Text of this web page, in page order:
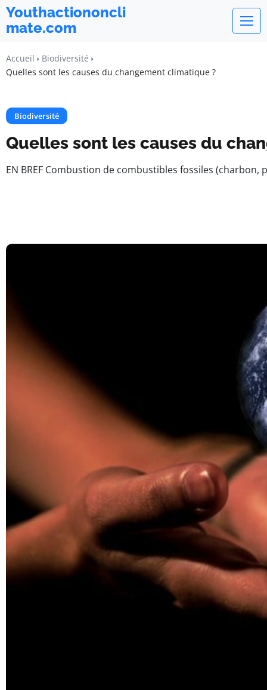
Youthactiononcli
mate.com
Accueil
Biodiversité
Quelles sont les causes du changement climatique ?
Biodiversité
Quelles sont les causes du
EN BREF Combustion de combustibles fossiles